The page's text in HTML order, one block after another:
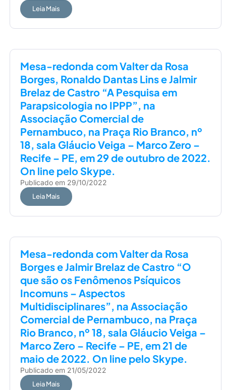
Leia Mais
Mesa-redonda com Valter da Rosa
Borges, Ronaldo Dantas Lins e Jalmir
Brelaz de Castro “A Pesquisa em
Parapsicologia no IPPP”, na
Associação Comercial de
Pernambuco, na Praça Rio Branco, nº
18, sala Gláucio Veiga – Marco Zero –
Recife – PE, em 29 de outubro de 2022.
On line pelo Skype.
Publicado em 29/10/2022
Leia Mais
Mesa-redonda com Valter da Rosa
Borges e Jalmir Brelaz de Castro “O
que são os Fenômenos Psíquicos
Incomuns – Aspectos
Multidisciplinares”, na Associação
Comercial de Pernambuco, na Praça
Rio Branco, nº 18, sala Gláucio Veiga –
Marco Zero – Recife – PE, em 21 de
maio de 2022. On line pelo Skype.
Publicado em 21/05/2022
Leia Mais